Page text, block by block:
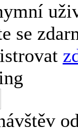
se
od